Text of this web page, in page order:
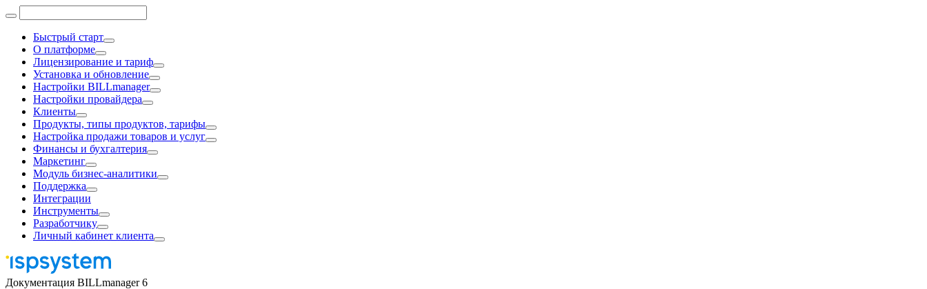
Быстрый старт
О платформе
Лицензирование и тариф
Установка и обновление
Настройки BILLmanager
Настройки провайдера
Клиенты
Продукты, типы продуктов, тарифы
Настройка продажи товаров и услуг
Финансы и бухгалтерия
Маркетинг
Модуль бизнес-аналитики
Поддержка
Интеграции
Инструменты
Разработчику
Личный кабинет клиента
Документация BILLmanager 6